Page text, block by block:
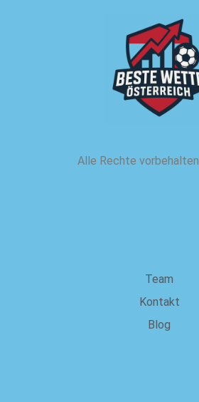
Alle Rechte vorbehalten
Team
Kontakt
Blog